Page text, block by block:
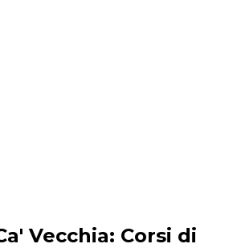
indimenticabili: Esperienze
Vecchia: Corsi di